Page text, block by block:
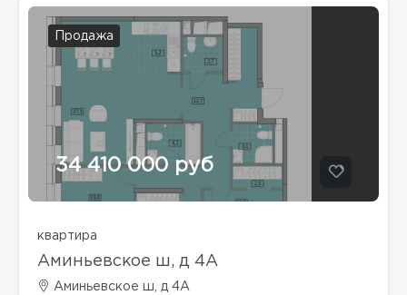
Продажа
34 410 000 руб
квартира
Аминьевское ш, д 4А
Аминьевское ш, д 4А